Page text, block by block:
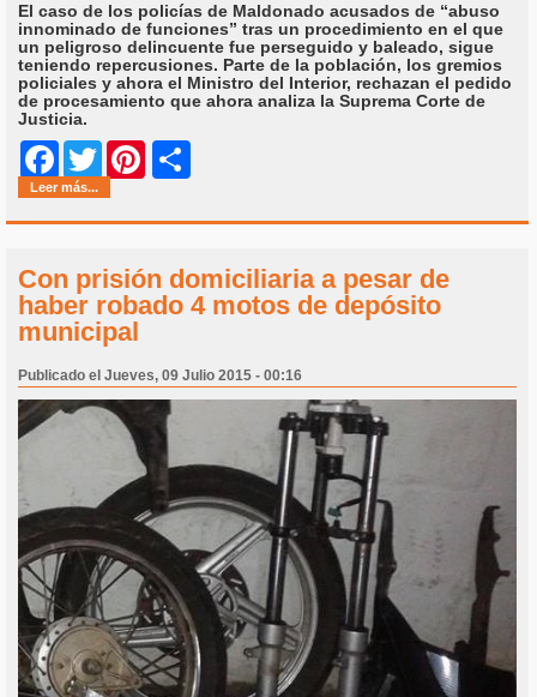
El caso de los policías de Maldonado acusados de “abuso
innominado de funciones” tras un procedimiento en el que
un peligroso delincuente fue perseguido y baleado, sigue
teniendo repercusiones. Parte de la población, los gremios
policiales y ahora el Ministro del Interior, rechazan el pedido
de procesamiento que ahora analiza la Suprema Corte de
Justicia.
Facebook
Twitter Pinterest
Leer más...
Con prisión domiciliaria a pesar de
haber robado 4 motos de depósito
municipal
Publicado el Jueves, 09 Julio 2015 - 00:16